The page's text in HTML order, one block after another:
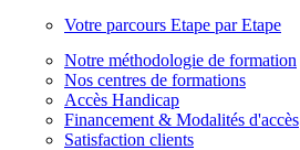
Votre parcours Etape par Etape
Notre méthodologie de formation
Nos centres de formations
Accès Handicap
Financement & Modalités d'accès
Satisfaction clients